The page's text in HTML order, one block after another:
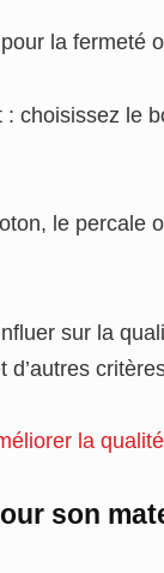
la fermeté
: choisissez le
le percale
sur la
la
son